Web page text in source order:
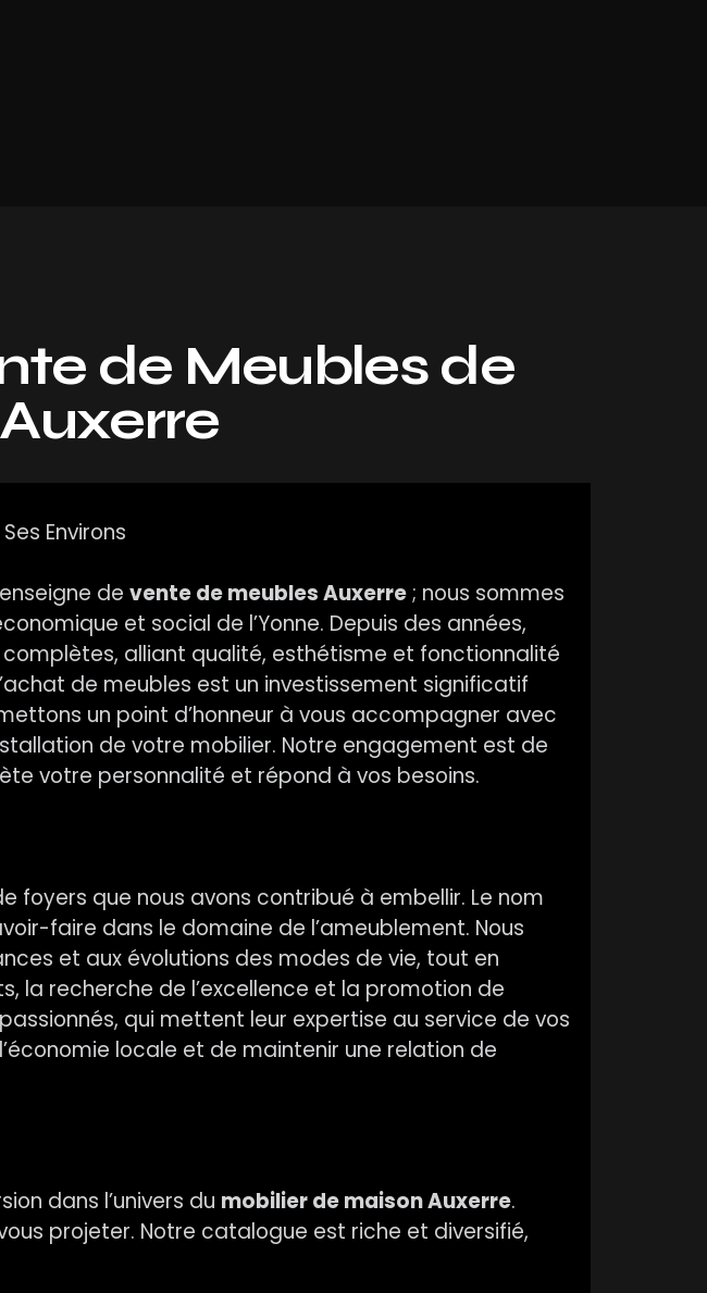
de Meubles de
Environs
de vente de meubles Auxerre; nous sommes
et social de l’Yonne. Depuis des années,
alliant qualité, esthétisme et fonctionnalité
de meubles est un investissement significatif
un point d’honneur à vous accompagner avec
de votre mobilier. Notre engagement est de
votre personnalité et répond à vos besoins.
foyers que nous avons contribué à embellir. Le nom
faire dans le domaine de l’ameublement. Nous
et aux évolutions des modes de vie, tout en
la recherche de l’excellence et la promotion de
qui mettent leur expertise au service de vos
locale et de maintenir une relation de
dans l’univers du mobilier de maison Auxerre.
projeter. Notre catalogue est riche et diversifié,